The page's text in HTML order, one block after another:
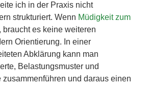
ich in der Praxis nicht
strukturiert. Wenn Müdigkeit zum
braucht es keine weiteren
Orientierung. In einer
Abklärung kann man
Belastungsmuster und
und daraus einen